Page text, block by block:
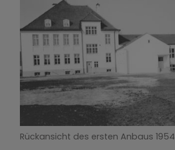
Rückansicht des ersten Anbaus 1954